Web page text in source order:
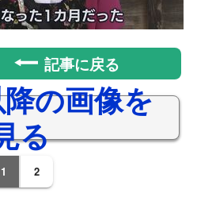
記事に戻る
の画像を
る
1 2